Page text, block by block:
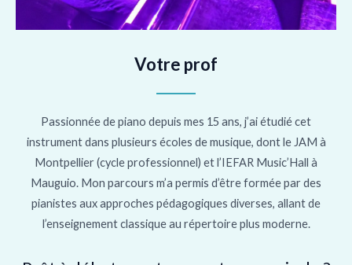
Votre prof
Passionnée de piano depuis mes 15 ans, j’ai étudié cet
instrument dans plusieurs écoles de musique, dont le JAM à
Montpellier (cycle professionnel) et l’IEFAR Music’Hall à
Mauguio. Mon parcours m’a permis d’être formée par des
pianistes aux approches pédagogiques diverses, allant de
l’enseignement classique au répertoire plus moderne.